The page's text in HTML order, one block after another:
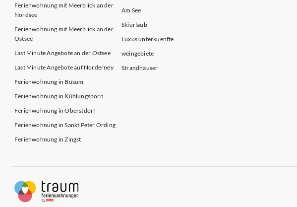
Ferienwohnung mit Meerblick an der
Nordsee
Ferienwohnung mit Meerblick an der
Ostsee
Last Minute Angebote an der Ostsee
Last Minute Angebote auf Norderney
Ferienwohnung in Büsum
Ferienwohnung in Kühlungsborn
Ferienwohnung in Oberstdorf
Ferienwohnung in Sankt Peter Ording
Ferienwohnung in Zingst
Am See
Skiurlaub
Luxus unterkuenfte
weingebiete
Strandhäuser